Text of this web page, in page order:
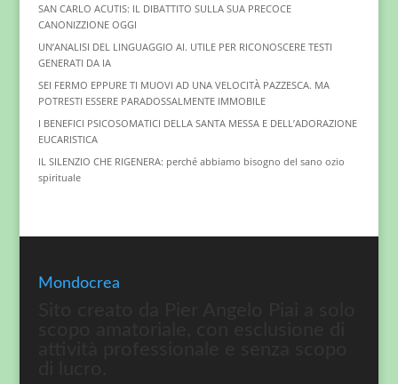
SAN CARLO ACUTIS: IL DIBATTITO SULLA SUA PRECOCE
CANONIZZIONE OGGI
UN’ANALISI DEL LINGUAGGIO AI. UTILE PER RICONOSCERE TESTI
GENERATI DA IA
SEI FERMO EPPURE TI MUOVI AD UNA VELOCITÀ PAZZESCA. MA
POTRESTI ESSERE PARADOSSALMENTE IMMOBILE
I BENEFICI PSICOSOMATICI DELLA SANTA MESSA E DELL’ADORAZIONE
EUCARISTICA
IL SILENZIO CHE RIGENERA: perché abbiamo bisogno del sano ozio
spirituale
Mondocrea